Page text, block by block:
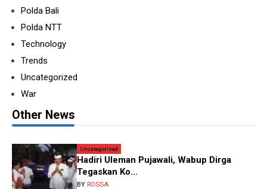
Polda Bali
Polda NTT
Technology
Trends
Uncategorized
War
Other News
Uncategorized
Hadiri Uleman Pujawali, Wabup Dirga
Tegaskan Ko...
BY ROSSA